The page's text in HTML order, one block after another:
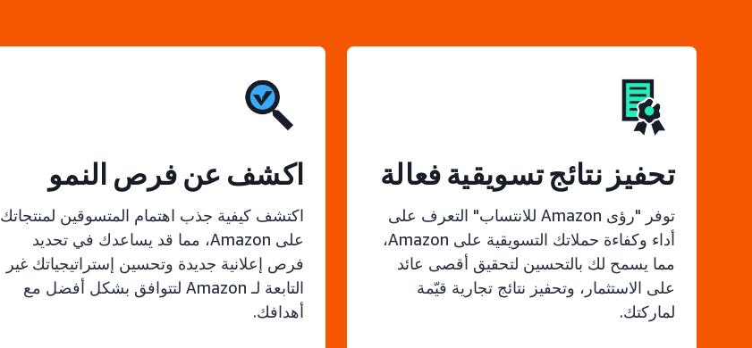
تحفيز نتائج تسويقية فعالة
توفر "رؤى Amazon للانتساب" التعرف على
أداء وكفاءة حملاتك التسويقية على Amazon،
مما يسمح لك بالتحسين لتحقيق أقصى عائد
على الاستثمار، وتحفيز نتائج تجارية قيّمة
لماركتك.
اكشف عن فرص النمو
اكتشف كيفية جذب اهتمام المتسوقين لمنتجاتك
على Amazon، مما قد يساعدك في تحديد
فرص إعلانية جديدة وتحسين إستراتيجياتك غير
التابعة لـ Amazon لتتوافق بشكل أفضل مع
أهدافك.